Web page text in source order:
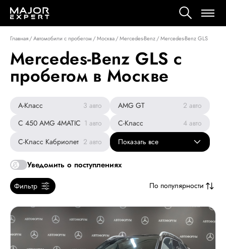
Главная/Автомобили с пробегом/Москва/Mercedes-Benz/Mercedes-Benz GLS
Mercedes-Benz GLS с
пробегом в Москве
A-Класс 3 авто AMG GT 2 авто
C 450 AMG 4MATIC 1 авто C-Класс 4 авто
C-Класс Кабриолет 2 авто Показать все
Уведомить о поступлениях
Фильтр По популярности